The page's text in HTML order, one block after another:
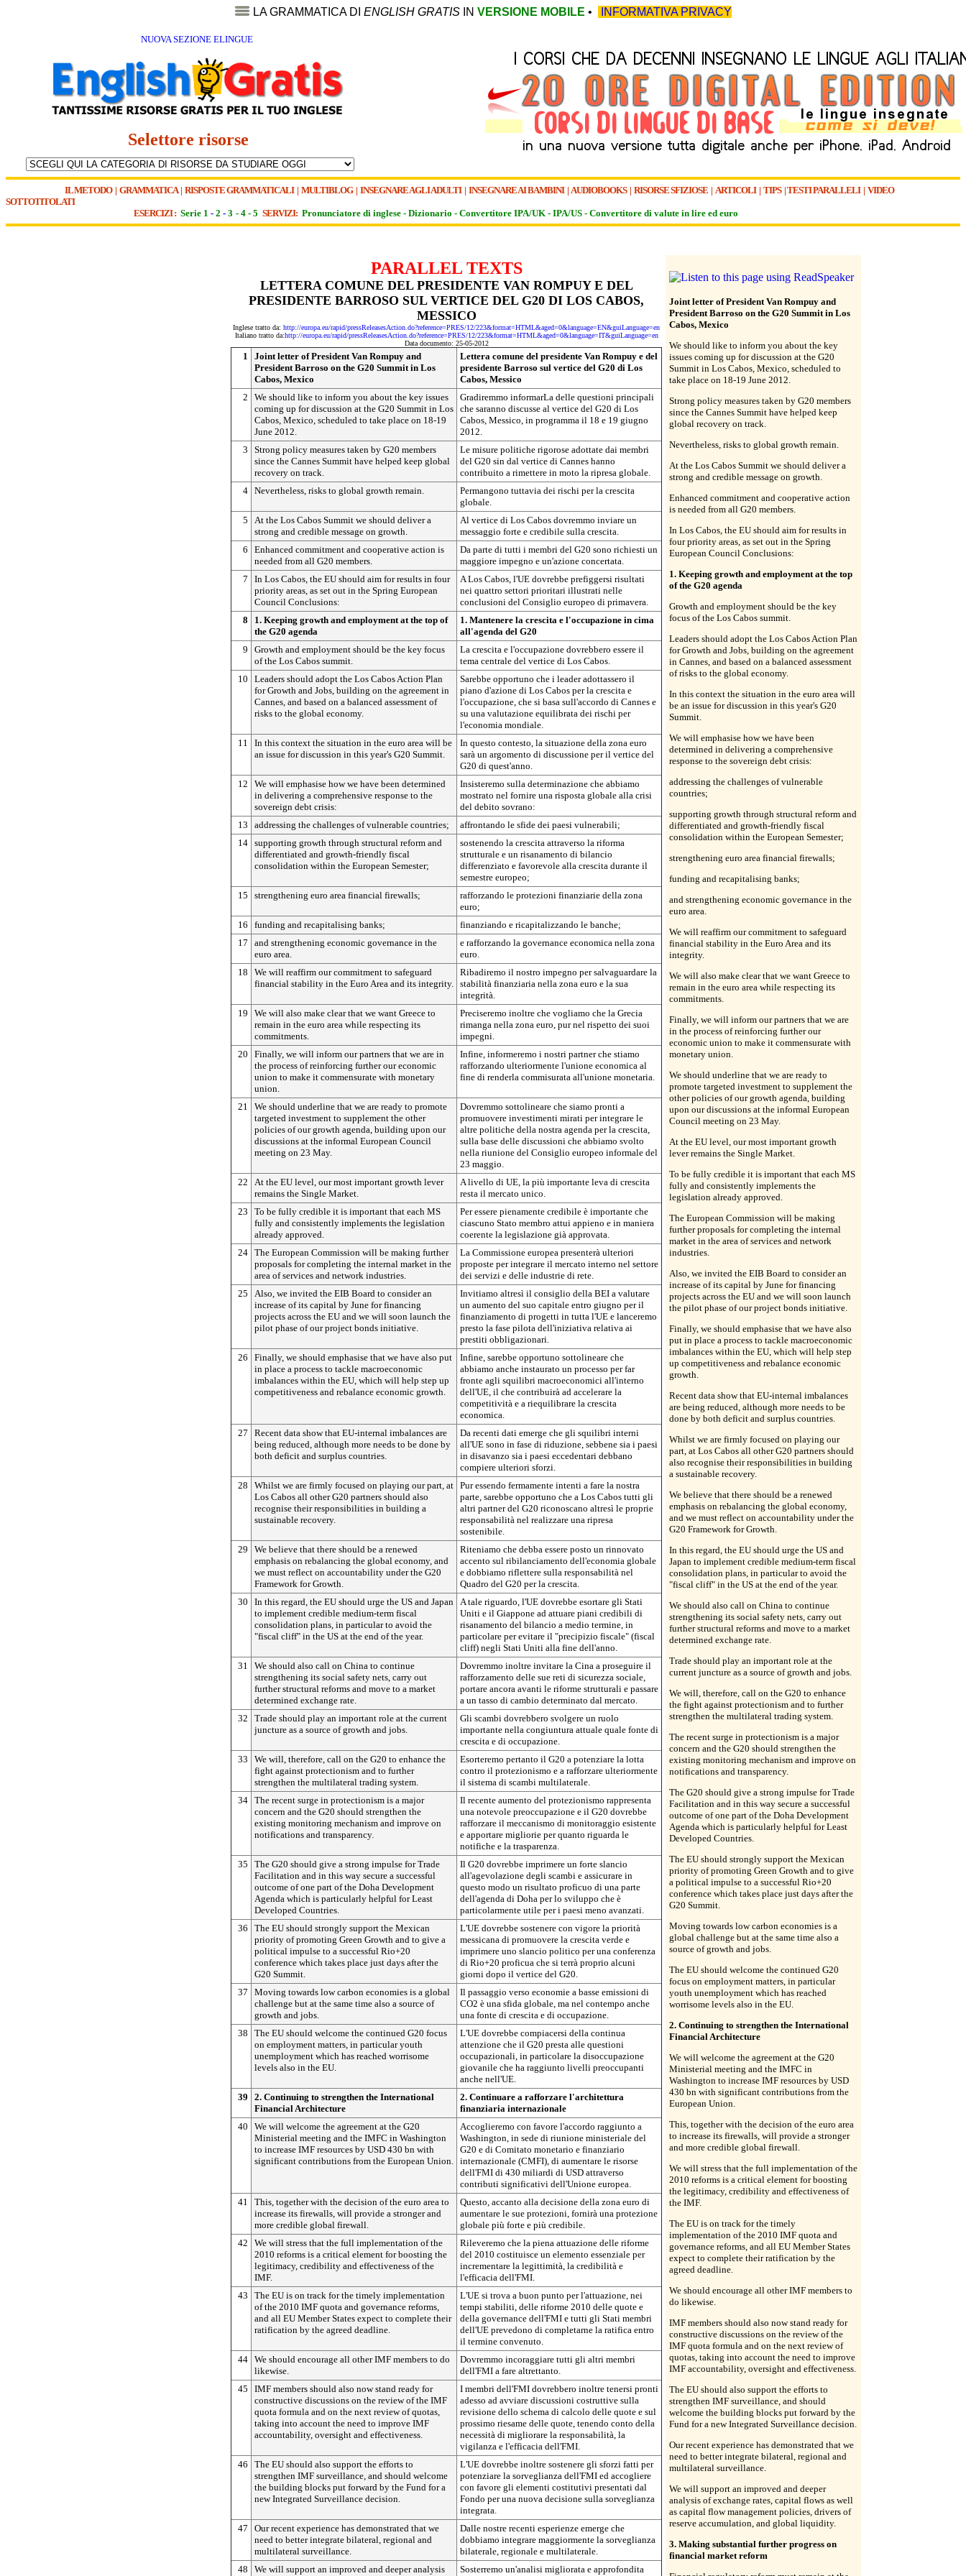
LA GRAMMATICA DI ENGLISH GRATIS IN VERSIONE MOBILE • INFORMATIVA PRIVACY
NUOVA SEZIONE ELINGUE
Selettore risorse
IL METODO| GRAMMATICA| RISPOSTE GRAMMATICALI| MULTIBLOG| INSEGNARE AGLI ADULTI | INSEGNARE AI BAMBINI| AUDIOBOOKS| RISORSE SFIZIOSE | ARTICOLI| TIPS|TESTI PARALLELI| VIDEO
SOTTOTITOLATI
ESERCIZI : Serie 1 - 2 - 3 - 4 - 5 SERVIZI: Pronunciatore di inglese - Dizionario - Convertitore IPA/UK - IPA/US - Convertitore di valute in lire ed euro
PARALLEL TEXTS
LETTERA COMUNE DEL PRESIDENTE VAN ROMPUY E DEL
PRESIDENTE BARROSO SUL VERTICE DEL G20 DI LOS CABOS,
MESSICO
Inglese tratto da: http://europa.eu/rapid/pressReleasesAction.do?reference=PRES/12/223&format=HTML&aged=0&language=EN&guiLanguage=en
Italiano tratto da:http://europa.eu/rapid/pressReleasesAction.do?reference=PRES/12/223&format=HTML&aged=0&language=IT&guiLanguage=en
Data documento: 25-05-2012
1
Joint letter of President Van Rompuy and
President Barroso on the G20 Summit in Los
Cabos, Mexico
Lettera comune del presidente Van Rompuy e del
presidente Barroso sul vertice del G20 di Los
Cabos, Messico
2
We should like to inform you about the key issues
coming up for discussion at the G20 Summit in Los
Cabos, Mexico, scheduled to take place on 18-19
June 2012.
Gradiremmo informarLa delle questioni principali
che saranno discusse al vertice del G20 di Los
Cabos, Messico, in programma il 18 e 19 giugno
2012.
3
Strong policy measures taken by G20 members
since the Cannes Summit have helped keep global
recovery on track.
Le misure politiche rigorose adottate dai membri
del G20 sin dal vertice di Cannes hanno
contribuito a rimettere in moto la ripresa globale.
4 Nevertheless, risks to global growth remain.
Permangono tuttavia dei rischi per la crescita
globale.
5
At the Los Cabos Summit we should deliver a
strong and credible message on growth.
Al vertice di Los Cabos dovremmo inviare un
messaggio forte e credibile sulla crescita.
6
Enhanced commitment and cooperative action is
needed from all G20 members.
Da parte di tutti i membri del G20 sono richiesti un
maggiore impegno e un'azione concertata.
7
In Los Cabos, the EU should aim for results in four
priority areas, as set out in the Spring European
Council Conclusions:
A Los Cabos, l'UE dovrebbe prefiggersi risultati
nei quattro settori prioritari illustrati nelle
conclusioni del Consiglio europeo di primavera.
8
1. Keeping growth and employment at the top of
the G20 agenda
1. Mantenere la crescita e l'occupazione in cima
all'agenda del G20
9
Growth and employment should be the key focus
of the Los Cabos summit.
La crescita e l'occupazione dovrebbero essere il
tema centrale del vertice di Los Cabos.
10
Leaders should adopt the Los Cabos Action Plan
for Growth and Jobs, building on the agreement in
Cannes, and based on a balanced assessment of
risks to the global economy.
Sarebbe opportuno che i leader adottassero il
piano d'azione di Los Cabos per la crescita e
l'occupazione, che si basa sull'accordo di Cannes e
su una valutazione equilibrata dei rischi per
l'economia mondiale.
11
In this context the situation in the euro area will be
an issue for discussion in this year's G20 Summit.
In questo contesto, la situazione della zona euro
sarà un argomento di discussione per il vertice del
G20 di quest'anno.
12
We will emphasise how we have been determined
in delivering a comprehensive response to the
sovereign debt crisis:
Insisteremo sulla determinazione che abbiamo
mostrato nel fornire una risposta globale alla crisi
del debito sovrano:
13
addressing the challenges of vulnerable countries;
affrontando le sfide dei paesi vulnerabili;
14 supporting growth through structural reform and
differentiated and growth-friendly fiscal
consolidation within the European Semester;
sostenendo la crescita attraverso la riforma
strutturale e un risanamento di bilancio
differenziato e favorevole alla crescita durante il
semestre europeo;
15
strengthening euro area financial firewalls;
rafforzando le protezioni finanziarie della zona
euro;
16
funding and recapitalising banks;
finanziando e ricapitalizzando le banche;
17
and strengthening economic governance in the
euro area.
e rafforzando la governance economica nella zona
euro.
18
We will reaffirm our commitment to safeguard
financial stability in the Euro Area and its integrity.
Ribadiremo il nostro impegno per salvaguardare la
stabilità finanziaria nella zona euro e la sua
integrità.
19
We will also make clear that we want Greece to
remain in the euro area while respecting its
commitments.
Preciseremo inoltre che vogliamo che la Grecia
rimanga nella zona euro, pur nel rispetto dei suoi
impegni.
20
Finally, we will inform our partners that we are in
the process of reinforcing further our economic
union to make it commensurate with monetary
union.
Infine, informeremo i nostri partner che stiamo
rafforzando ulteriormente l'unione economica al
fine di renderla commisurata all'unione monetaria.
21
We should underline that we are ready to promote
targeted investment to supplement the other
policies of our growth agenda, building upon our
discussions at the informal European Council
meeting on 23 May.
Dovremmo sottolineare che siamo pronti a
promuovere investimenti mirati per integrare le
altre politiche della nostra agenda per la crescita,
sulla base delle discussioni che abbiamo svolto
nella riunione del Consiglio europeo informale del
23 maggio.
22
At the EU level, our most important growth lever
remains the Single Market.
A livello di UE, la più importante leva di crescita
resta il mercato unico.
23
To be fully credible it is important that each MS
fully and consistently implements the legislation
already approved.
Per essere pienamente credibile è importante che
ciascuno Stato membro attui appieno e in maniera
coerente la legislazione già approvata.
24 The European Commission will be making further
proposals for completing the internal market in the
area of services and network industries.
La Commissione europea presenterà ulteriori
proposte per integrare il mercato interno nel settore
dei servizi e delle industrie di rete.
25
Also, we invited the EIB Board to consider an
increase of its capital by June for financing
projects across the EU and we will soon launch the
pilot phase of our project bonds initiative.
Invitiamo altresì il consiglio della BEI a valutare
un aumento del suo capitale entro giugno per il
finanziamento di progetti in tutta l'UE e lanceremo
presto la fase pilota dell'iniziativa relativa ai
prestiti obbligazionari.
26
Finally, we should emphasise that we have also put
in place a process to tackle macroeconomic
imbalances within the EU, which will help step up
competitiveness and rebalance economic growth.
Infine, sarebbe opportuno sottolineare che
abbiamo anche instaurato un processo per far
fronte agli squilibri macroeconomici all'interno
dell'UE, il che contribuirà ad accelerare la
competitività e a riequilibrare la crescita
economica.
27
Recent data show that EU-internal imbalances are
being reduced, although more needs to be done by
both deficit and surplus countries.
Da recenti dati emerge che gli squilibri interni
all'UE sono in fase di riduzione, sebbene sia i paesi
in disavanzo sia i paesi eccedentari debbano
compiere ulteriori sforzi.
28
Whilst we are firmly focused on playing our part, at
Los Cabos all other G20 partners should also
recognise their responsibilities in building a
sustainable recovery.
Pur essendo fermamente intenti a fare la nostra
parte, sarebbe opportuno che a Los Cabos tutti gli
altri partner del G20 riconoscano altresì le proprie
responsabilità nel realizzare una ripresa
sostenibile.
29
We believe that there should be a renewed
emphasis on rebalancing the global economy, and
we must reflect on accountability under the G20
Framework for Growth.
Riteniamo che debba essere posto un rinnovato
accento sul ribilanciamento dell'economia globale
e dobbiamo riflettere sulla responsabilità nel
Quadro del G20 per la crescita.
30
In this regard, the EU should urge the US and Japan
to implement credible medium-term fiscal
consolidation plans, in particular to avoid the
"fiscal cliff" in the US at the end of the year.
A tale riguardo, l'UE dovrebbe esortare gli Stati
Uniti e il Giappone ad attuare piani credibili di
risanamento del bilancio a medio termine, in
particolare per evitare il "precipizio fiscale" (fiscal
cliff) negli Stati Uniti alla fine dell'anno.
31
We should also call on China to continue
strengthening its social safety nets, carry out
further structural reforms and move to a market
determined exchange rate.
Dovremmo inoltre invitare la Cina a proseguire il
rafforzamento delle sue reti di sicurezza sociale,
portare ancora avanti le riforme strutturali e passare
a un tasso di cambio determinato dal mercato.
32
Trade should play an important role at the current
juncture as a source of growth and jobs.
Gli scambi dovrebbero svolgere un ruolo
importante nella congiuntura attuale quale fonte di
crescita e di occupazione.
33
We will, therefore, call on the G20 to enhance the
fight against protectionism and to further
strengthen the multilateral trading system.
Esorteremo pertanto il G20 a potenziare la lotta
contro il protezionismo e a rafforzare ulteriormente
il sistema di scambi multilaterale.
34 The recent surge in protectionism is a major
concern and the G20 should strengthen the
existing monitoring mechanism and improve on
notifications and transparency.
Il recente aumento del protezionismo rappresenta
una notevole preoccupazione e il G20 dovrebbe
rafforzare il meccanismo di monitoraggio esistente
e apportare migliorie per quanto riguarda le
notifiche e la trasparenza.
35
The G20 should give a strong impulse for Trade
Facilitation and in this way secure a successful
outcome of one part of the Doha Development
Agenda which is particularly helpful for Least
Developed Countries.
Il G20 dovrebbe imprimere un forte slancio
all'agevolazione degli scambi e assicurare in
questo modo un risultato proficuo di una parte
dell'agenda di Doha per lo sviluppo che è
particolarmente utile per i paesi meno avanzati.
36
The EU should strongly support the Mexican
priority of promoting Green Growth and to give a
political impulse to a successful Rio+20
conference which takes place just days after the
G20 Summit.
L'UE dovrebbe sostenere con vigore la priorità
messicana di promuovere la crescita verde e
imprimere uno slancio politico per una conferenza
di Rio+20 proficua che si terrà proprio alcuni
giorni dopo il vertice del G20.
37
Moving towards low carbon economies is a global
challenge but at the same time also a source of
growth and jobs.
Il passaggio verso economie a basse emissioni di
CO2 è una sfida globale, ma nel contempo anche
una fonte di crescita e di occupazione.
38
The EU should welcome the continued G20 focus
on employment matters, in particular youth
unemployment which has reached worrisome
levels also in the EU.
L'UE dovrebbe compiacersi della continua
attenzione che il G20 presta alle questioni
occupazionali, in particolare la disoccupazione
giovanile che ha raggiunto livelli preoccupanti
anche nell'UE.
39
2. Continuing to strengthen the International
Financial Architecture
2. Continuare a rafforzare l'architettura
finanziaria internazionale
40
We will welcome the agreement at the G20
Ministerial meeting and the IMFC in Washington
to increase IMF resources by USD 430 bn with
significant contributions from the European Union.
Accoglieremo con favore l'accordo raggiunto a
Washington, in sede di riunione ministeriale del
G20 e di Comitato monetario e finanziario
internazionale (CMFI), di aumentare le risorse
dell'FMI di 430 miliardi di USD attraverso
contributi significativi dell'Unione europea.
41
This, together with the decision of the euro area to
increase its firewalls, will provide a stronger and
more credible global firewall.
Questo, accanto alla decisione della zona euro di
aumentare le sue protezioni, fornirà una protezione
globale più forte e più credibile.
42
We will stress that the full implementation of the
2010 reforms is a critical element for boosting the
legitimacy, credibility and effectiveness of the
IMF.
Rileveremo che la piena attuazione delle riforme
del 2010 costituisce un elemento essenziale per
incrementare la legittimità, la credibilità e
l'efficacia dell'FMI.
43
The EU is on track for the timely implementation
of the 2010 IMF quota and governance reforms,
and all EU Member States expect to complete their
ratification by the agreed deadline.
L'UE si trova a buon punto per l'attuazione, nei
tempi stabiliti, delle riforme 2010 delle quote e
della governance dell'FMI e tutti gli Stati membri
dell'UE prevedono di completarne la ratifica entro
il termine convenuto.
44 We should encourage all other IMF members to do
likewise.
Dovremmo incoraggiare tutti gli altri membri
dell'FMI a fare altrettanto.
45
IMF members should also now stand ready for
constructive discussions on the review of the IMF
quota formula and on the next review of quotas,
taking into account the need to improve IMF
accountability, oversight and effectiveness.
I membri dell'FMI dovrebbero inoltre tenersi pronti
adesso ad avviare discussioni costruttive sulla
revisione dello schema di calcolo delle quote e sul
prossimo riesame delle quote, tenendo conto della
necessità di migliorare la responsabilità, la
vigilanza e l'efficacia dell'FMI.
46
The EU should also support the efforts to
strengthen IMF surveillance, and should welcome
the building blocks put forward by the Fund for a
new Integrated Surveillance decision.
L'UE dovrebbe inoltre sostenere gli sforzi fatti per
potenziare la sorveglianza dell'FMI ed accogliere
con favore gli elementi costitutivi presentati dal
Fondo per una nuova decisione sulla sorveglianza
integrata.
47
Our recent experience has demonstrated that we
need to better integrate bilateral, regional and
multilateral surveillance.
Dalle nostre recenti esperienze emerge che
dobbiamo integrare maggiormente la sorveglianza
bilaterale, regionale e multilaterale.
48
We will support an improved and deeper analysis
Sosterremo un'analisi migliorata e approfondita
Joint letter of President Van Rompuy and
President Barroso on the G20 Summit in Los
Cabos, Mexico
We should like to inform you about the key
issues coming up for discussion at the G20
Summit in Los Cabos, Mexico, scheduled to
take place on 18-19 June 2012.
Strong policy measures taken by G20 members
since the Cannes Summit have helped keep
global recovery on track.
Nevertheless, risks to global growth remain.
At the Los Cabos Summit we should deliver a
strong and credible message on growth.
Enhanced commitment and cooperative action
is needed from all G20 members.
In Los Cabos, the EU should aim for results in
four priority areas, as set out in the Spring
European Council Conclusions:
1. Keeping growth and employment at the top
of the G20 agenda
Growth and employment should be the key
focus of the Los Cabos summit.
Leaders should adopt the Los Cabos Action Plan
for Growth and Jobs, building on the agreement
in Cannes, and based on a balanced assessment
of risks to the global economy.
In this context the situation in the euro area will
be an issue for discussion in this year's G20
Summit.
We will emphasise how we have been
determined in delivering a comprehensive
response to the sovereign debt crisis:
addressing the challenges of vulnerable
countries;
supporting growth through structural reform and
differentiated and growth-friendly fiscal
consolidation within the European Semester;
strengthening euro area financial firewalls;
funding and recapitalising banks;
and strengthening economic governance in the
euro area.
We will reaffirm our commitment to safeguard
financial stability in the Euro Area and its
integrity.
We will also make clear that we want Greece to
remain in the euro area while respecting its
commitments.
Finally, we will inform our partners that we are
in the process of reinforcing further our
economic union to make it commensurate with
monetary union.
We should underline that we are ready to
promote targeted investment to supplement the
other policies of our growth agenda, building
upon our discussions at the informal European
Council meeting on 23 May.
At the EU level, our most important growth
lever remains the Single Market.
To be fully credible it is important that each MS
fully and consistently implements the
legislation already approved.
The European Commission will be making
further proposals for completing the internal
market in the area of services and network
industries.
Also, we invited the EIB Board to consider an
increase of its capital by June for financing
projects across the EU and we will soon launch
the pilot phase of our project bonds initiative.
Finally, we should emphasise that we have also
put in place a process to tackle macroeconomic
imbalances within the EU, which will help step
up competitiveness and rebalance economic
growth.
Recent data show that EU-internal imbalances
are being reduced, although more needs to be
done by both deficit and surplus countries.
Whilst we are firmly focused on playing our
part, at Los Cabos all other G20 partners should
also recognise their responsibilities in building
a sustainable recovery.
We believe that there should be a renewed
emphasis on rebalancing the global economy,
and we must reflect on accountability under the
G20 Framework for Growth.
In this regard, the EU should urge the US and
Japan to implement credible medium-term fiscal
consolidation plans, in particular to avoid the
"fiscal cliff" in the US at the end of the year.
We should also call on China to continue
strengthening its social safety nets, carry out
further structural reforms and move to a market
determined exchange rate.
Trade should play an important role at the
current juncture as a source of growth and jobs.
We will, therefore, call on the G20 to enhance
the fight against protectionism and to further
strengthen the multilateral trading system.
The recent surge in protectionism is a major
concern and the G20 should strengthen the
existing monitoring mechanism and improve on
notifications and transparency.
The G20 should give a strong impulse for Trade
Facilitation and in this way secure a successful
outcome of one part of the Doha Development
Agenda which is particularly helpful for Least
Developed Countries.
The EU should strongly support the Mexican
priority of promoting Green Growth and to give
a political impulse to a successful Rio+20
conference which takes place just days after the
G20 Summit.
Moving towards low carbon economies is a
global challenge but at the same time also a
source of growth and jobs.
The EU should welcome the continued G20
focus on employment matters, in particular
youth unemployment which has reached
worrisome levels also in the EU.
2. Continuing to strengthen the International
Financial Architecture
We will welcome the agreement at the G20
Ministerial meeting and the IMFC in
Washington to increase IMF resources by USD
430 bn with significant contributions from the
European Union.
This, together with the decision of the euro area
to increase its firewalls, will provide a stronger
and more credible global firewall.
We will stress that the full implementation of the
2010 reforms is a critical element for boosting
the legitimacy, credibility and effectiveness of
the IMF.
The EU is on track for the timely
implementation of the 2010 IMF quota and
governance reforms, and all EU Member States
expect to complete their ratification by the
agreed deadline.
We should encourage all other IMF members to
do likewise.
IMF members should also now stand ready for
constructive discussions on the review of the
IMF quota formula and on the next review of
quotas, taking into account the need to improve
IMF accountability, oversight and effectiveness.
The EU should also support the efforts to
strengthen IMF surveillance, and should
welcome the building blocks put forward by the
Fund for a new Integrated Surveillance decision.
Our recent experience has demonstrated that we
need to better integrate bilateral, regional and
multilateral surveillance.
We will support an improved and deeper
analysis of exchange rates, capital flows as well
as capital flow management policies, drivers of
reserve accumulation, and global liquidity.
3. Making substantial further progress on
financial market reform